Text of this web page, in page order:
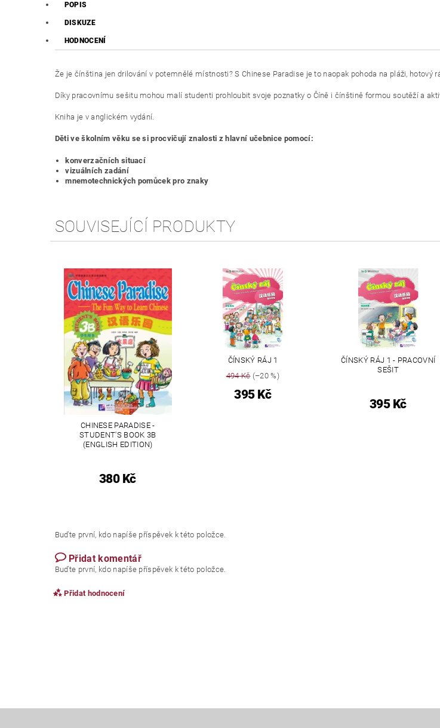
POPIS
DISKUZE
HODNOCENÍ
Že je čínština jen drilování v potemnělé místnosti? S Chinese Paradise je to naopak pohoda na pláži, hotový
Díky pracovnímu sešitu mohou malí studenti prohloubit svoje poznatky o Číně i čínštině formou soutěží a
Kniha je v anglickém vydání.
Děti ve školním věku se si procvičují znalosti z hlavní učebnice pomocí:
konverzačních situací
vizuálních zadání
mnemotechnických pomůcek pro znaky
SOUVISEJÍCÍ PRODUKTY
CHINESE PARADISE -
STUDENT'S BOOK 3B
(ENGLISH EDITION)
380 Kč
ČÍNSKÝ RÁJ 1
494 Kč(–20 %)
395 Kč
ČÍNSKÝ RÁJ 1 - PRACOVNÍ
SEŠIT
395 Kč
Buďte první, kdo napíše příspěvek k této položce.
Přidat komentář
Buďte první, kdo napíše příspěvek k této položce.
Přidat hodnocení